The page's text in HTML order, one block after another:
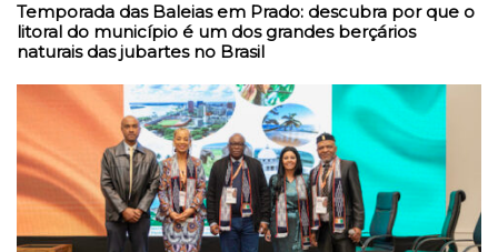
Temporada das Baleias em Prado: descubra por que o
litoral do município é um dos grandes berçários
naturais das jubartes no Brasil